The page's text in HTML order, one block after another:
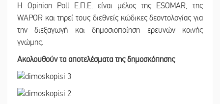
Η Opinion Poll Ε.Π.Ε. είναι μέλος της ESOMAR, της
WAPOR και τηρεί τους διεθνείς κώδικες δεοντολογίας για
την διεξαγωγή και δημοσιοποίηση ερευνών κοινής
γνώμης.
Ακολουθούν τα αποτελέσματα της δημοσκόπησης